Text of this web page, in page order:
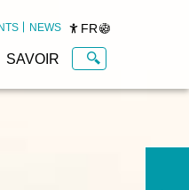
NEWS FR
SAVOIR